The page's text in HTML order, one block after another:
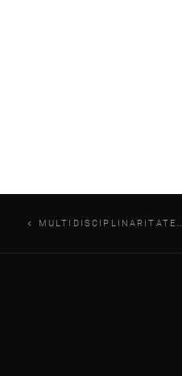
Navigare
MULTIDISCIPLINARITATE…